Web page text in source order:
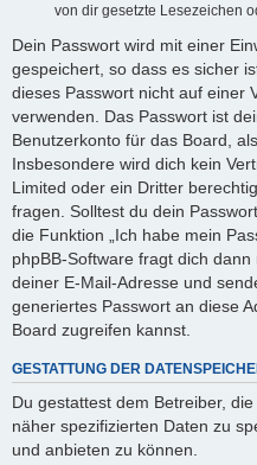
von dir gesetzte Lesezeichen
Dein Passwort wird mit einer
gespeichert, so dass es sicher
dieses Passwort nicht auf einer
verwenden. Das Passwort ist
Benutzerkonto für das Board,
Insbesondere wird dich kein
Limited oder ein Dritter
fragen. Solltest du dein
die Funktion „Ich habe mein
phpBB-Software fragt dich
deiner E-Mail-Adresse und
generiertes Passwort an diese
Board zugreifen kannst.
GESTATTUNG DER
Du gestattest dem Betreiber,
näher spezifizierten Daten zu
und anbieten zu können.